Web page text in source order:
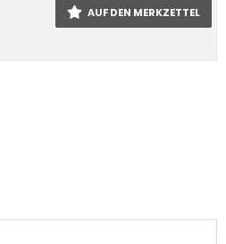
AUF DEN MERKZETTEL